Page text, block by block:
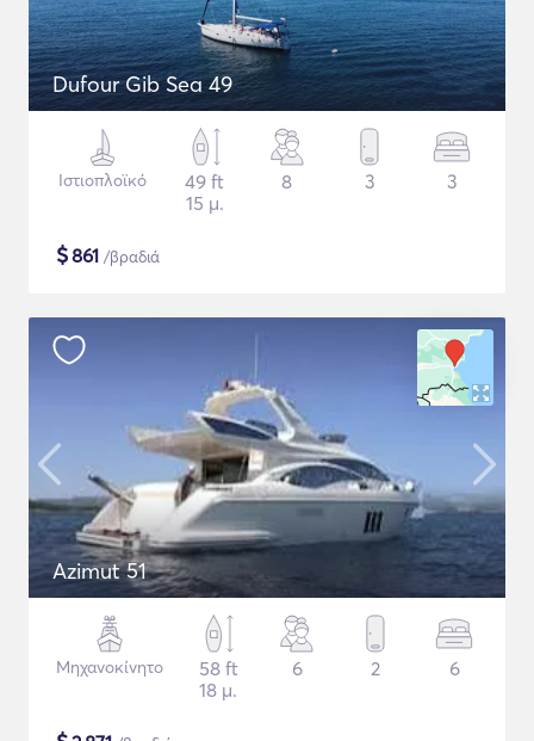
Dufour Gib Sea 49
Ιστιοπλοϊκό
49 ft
15 μ.
8 3 3
$861 /βραδιά
Azimut 51
Μηχανοκίνητο
58 ft
18 μ.
6 2 6